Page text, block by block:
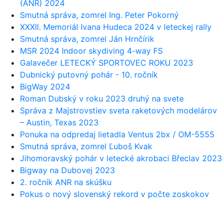
(ANR) 2024
Smutná správa, zomrel Ing. Peter Pokorný
XXXII. Memoriál Ivana Hudeca 2024 v leteckej rally
Smutná správa, zomrel Ján Hrnčírik
MSR 2024 Indoor skydiving 4-way FS
Galavečer LETECKÝ SPORTOVEC ROKU 2023
Dubnický putovný pohár - 10. ročník
BigWay 2024
Roman Dubský v roku 2023 druhý na svete
Správa z Majstrovstiev sveta raketových modelárov
– Austin, Texas 2023
Ponuka na odpredaj lietadla Ventus 2bx / OM-5555
Smutná správa, zomrel Ľuboš Kvak
Jihomoravský pohár v letecké akrobaci Břeclav 2023
Bigway na Dubovej 2023
2. ročník ANR na skúšku
Pokus o nový slovenský rekord v počte zoskokov